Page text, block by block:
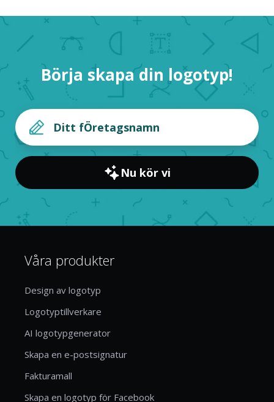
Börja skapa din logotyp!
Nu kör vi
Våra produkter
Design av logotyp
Logotyptillverkare
AI logotypgenerator
Skapa en e-postsignatur
Fakturamall
Skapa en logotyp för Facebook